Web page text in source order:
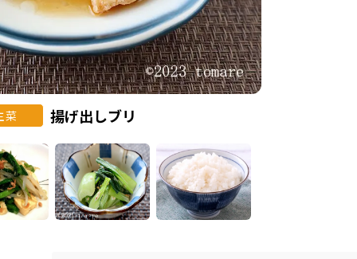
菜 揚げ出しブリ